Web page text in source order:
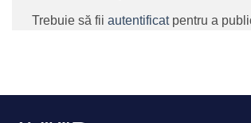
Trebuie să fii autentificatpentru a